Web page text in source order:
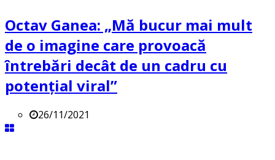
Octav Ganea: „Mă bucur mai mult
de o imagine care provoacă
întrebări decât de un cadru cu
potenţial viral”
26/11/2021